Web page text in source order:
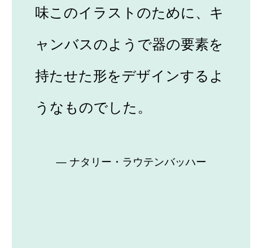
味このイラストのために、キ
ャンバスのようで器の要素を
持たせた形をデザインするよ
うなものでした。
ナタリー・ラウテンバッハー